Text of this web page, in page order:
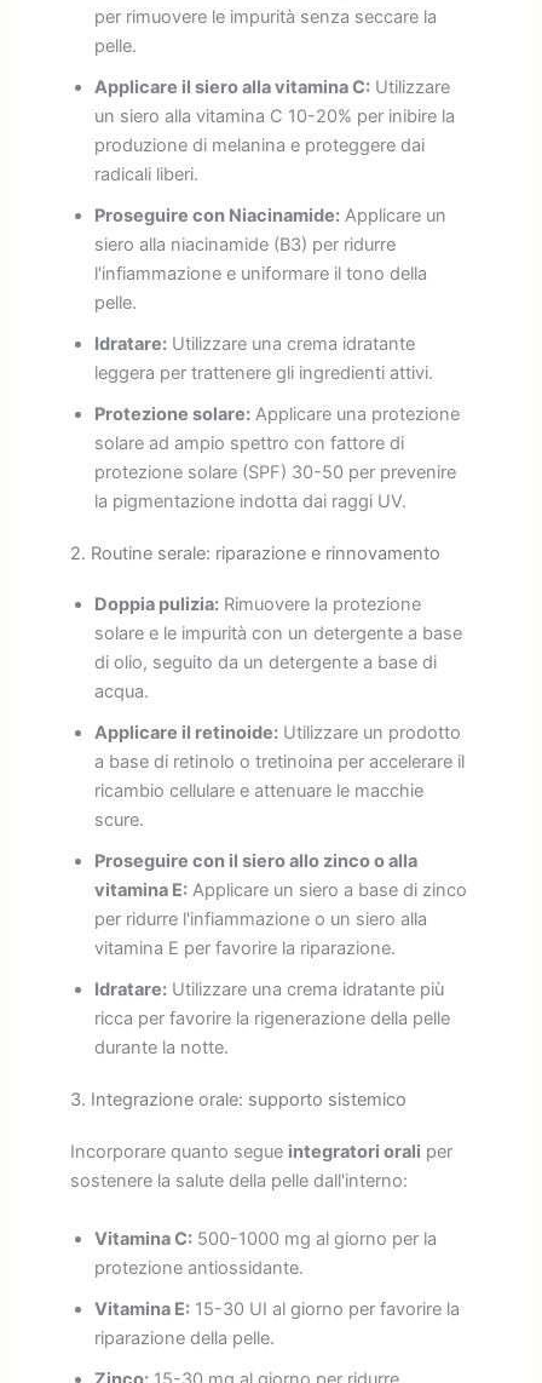
per rimuovere le impurità senza seccare la
pelle.
Applicare il siero alla vitamina C:Utilizzare
un siero alla vitamina C 10-20% per inibire la
produzione di melanina e proteggere dai
radicali liberi.
Proseguire con Niacinamide:Applicare un
siero alla niacinamide (B3) per ridurre
l'infiammazione e uniformare il tono della
pelle.
Idratare:Utilizzare una crema idratante
leggera per trattenere gli ingredienti attivi.
Protezione solare:Applicare una protezione
solare ad ampio spettro con fattore di
protezione solare (SPF) 30-50 per prevenire
la pigmentazione indotta dai raggi UV.
2. Routine serale: riparazione e rinnovamento
Doppia pulizia:Rimuovere la protezione
solare e le impurità con un detergente a base
di olio, seguito da un detergente a base di
acqua.
Applicare il retinoide:Utilizzare un prodotto
a base di retinolo o tretinoina per accelerare il
ricambio cellulare e attenuare le macchie
scure.
Proseguire con il siero allo zinco o alla
vitamina E:Applicare un siero a base di zinco
per ridurre l'infiammazione o un siero alla
vitamina E per favorire la riparazione.
Idratare:Utilizzare una crema idratante più
ricca per favorire la rigenerazione della pelle
durante la notte.
3. Integrazione orale: supporto sistemico
Incorporare quanto segue integratori orali per
sostenere la salute della pelle dall'interno:
Vitamina C:500-1000 mg al giorno per la
protezione antiossidante.
Vitamina E:15-30 UI al giorno per favorire la
riparazione della pelle.